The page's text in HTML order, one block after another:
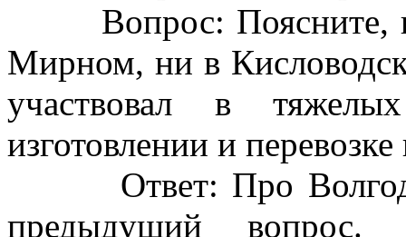
Вопрос: Поясните,
Мирном, ни в
участвовал в
изготовлении и
Ответ: Про
предыдущий